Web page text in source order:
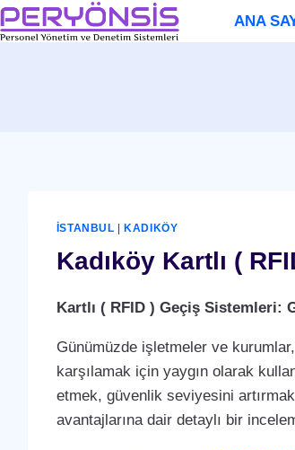
Skip
to
ANA
İSTANBUL KADIKÖY
Kadıköy Kartlı (
Kartlı ( RFID ) Geçiş Sistemleri:
Günümüzde işletmeler ve
karşılamak için yaygın olarak
etmek, güvenlik seviyesini
avantajlarına dair detaylı bir